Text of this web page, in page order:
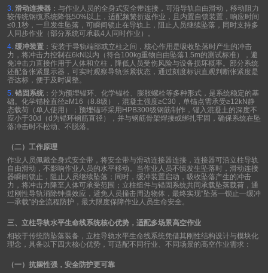
3. 滑动连接器 ：与作业人员的全身式安全带连接，可沿导轨自由滑动，移动阻力
较传统钢缆系统降低50% 以上，适配频繁折返作业，且内置自锁装置，响应时间
≤0.1秒，一旦发生坠落，可瞬间锁止在导轨上，阻止人员继续坠落，同时支持多
人同步作业（部分系统可承载4人同时作业）。
4. 缓冲装置 ：安装于导轨端部或立柱之间，核心作用是吸收坠落时产生的冲击
力，将冲击力控制在6kN 以内（符合100kg重物自由坠落1.5m的测试标准），避
免冲击力直接作用于人体和立柱，降低人员受伤风险与设备损坏概率。部分系统
还配备张紧显示器，可实时观察导轨张紧状态，通过刻度标识直观判断张紧度是
否达标，便于及时调整。
5. 锚固系统 ：分为预埋锚环、化学锚栓、膨胀螺栓等多种形式，是系统稳定的基
础。化学锚栓直径≥M16 （8.8级），混凝土强度≥C30 ，单锚点需承受≥12kN 静
态载荷（单人使用）；预埋锚环采用 HPB300级钢筋制作，锚入混凝土的深度不
应小于30d （d 为锚环钢筋直径），并与钢筋骨架焊接或绑扎牢固，确保系统在坠
落冲击时不松动、不脱落。
（二）工作原理
作业人员佩戴全身式安全带，将安全带与滑动连接器连接，连接器可沿立柱导轨
自由滑动，不影响作业人员的水平移动。当作业人员不慎发生坠落时，滑动连接
器瞬间锁止，阻止人员继续坠落；同时，缓冲装置启动，吸收坠落产生的冲击
力，将冲击力降至人体可承受范围；立柱组件与锚固系统共同承载坠落载荷，通
过刚性导轨消除钟摆效应，避免人员撞击周边物体，最终实现“坠落—锁止—缓冲
—承载”的全流程防护，最大限度保障作业人员生命安全。
三、立柱导轨水平生命线系统核心优势，适配多场景高空作业
相较于传统防坠落装备，立柱导轨水平生命线系统凭借其刚性结构设计与模块化
理念，具备以下四大核心优势，可适配不同行业、不同场景的高空作业需求：
（一）抗摆性强，安全防护更可靠